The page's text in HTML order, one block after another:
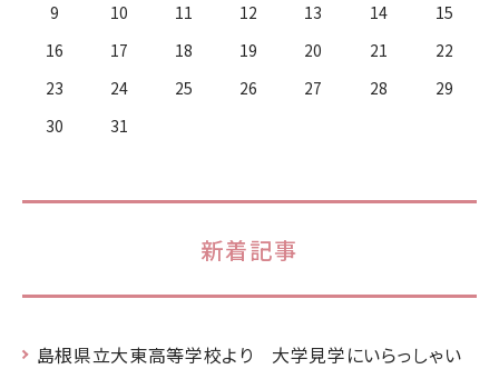
9
10 11 12 13 14
15
16
17 18 19 20 21
22
23
24 25 26 27 28
29
30
31
新着記事
島根県立大東高等学校より 大学見学にいらっしゃい